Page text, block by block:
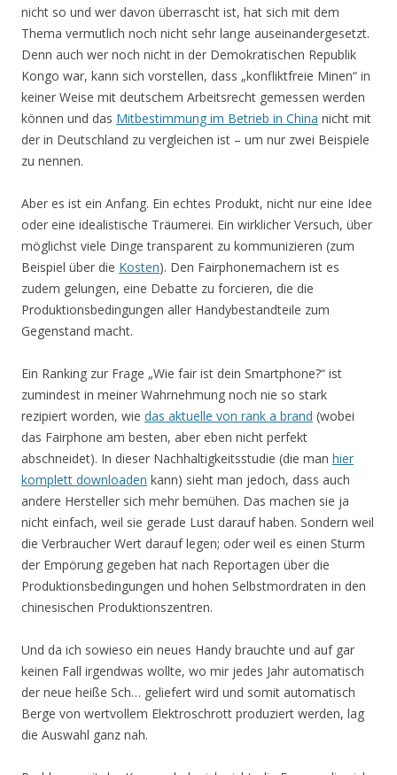
nicht so und wer davon überrascht ist, hat sich mit dem
Thema vermutlich noch nicht sehr lange auseinandergesetzt.
Denn auch wer noch nicht in der Demokratischen Republik
Kongo war, kann sich vorstellen, dass „konfliktfreie Minen“ in
keiner Weise mit deutschem Arbeitsrecht gemessen werden
können und das Mitbestimmung im Betrieb in China nicht mit
der in Deutschland zu vergleichen ist – um nur zwei Beispiele
zu nennen.
Aber es ist ein Anfang. Ein echtes Produkt, nicht nur eine Idee
oder eine idealistische Träumerei. Ein wirklicher Versuch, über
möglichst viele Dinge transparent zu kommunizieren (zum
Beispiel über die Kosten). Den Fairphonemachern ist es
zudem gelungen, eine Debatte zu forcieren, die die
Produktionsbedingungen aller Handybestandteile zum
Gegenstand macht.
Ein Ranking zur Frage „Wie fair ist dein Smartphone?“ ist
zumindest in meiner Wahrnehmung noch nie so stark
rezipiert worden, wie das aktuelle von rank a brand (wobei
das Fairphone am besten, aber eben nicht perfekt
abschneidet). In dieser Nachhaltigkeitsstudie (die man hier
komplett downloaden kann) sieht man jedoch, dass auch
andere Hersteller sich mehr bemühen. Das machen sie ja
nicht einfach, weil sie gerade Lust darauf haben. Sondern weil
die Verbraucher Wert darauf legen; oder weil es einen Sturm
der Empörung gegeben hat nach Reportagen über die
Produktionsbedingungen und hohen Selbstmordraten in den
chinesischen Produktionszentren.
Und da ich sowieso ein neues Handy brauchte und auf gar
keinen Fall irgendwas wollte, wo mir jedes Jahr automatisch
der neue heiße Sch… geliefert wird und somit automatisch
Berge von wertvollem Elektroschrott produziert werden, lag
die Auswahl ganz nah.